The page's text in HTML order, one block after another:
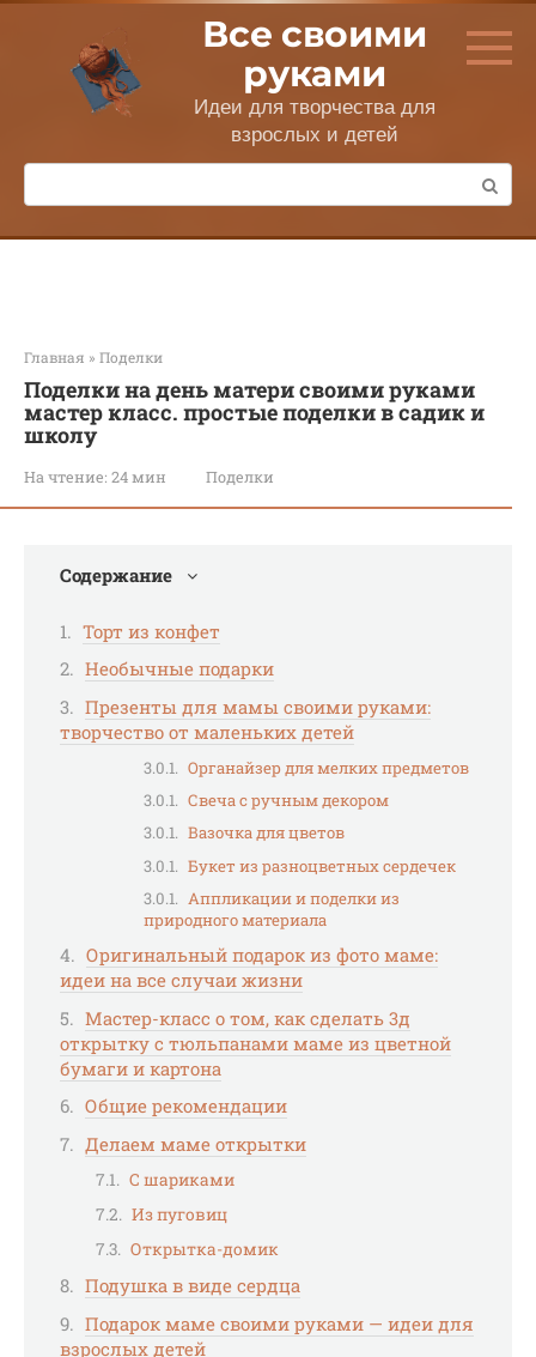
Перейти
контенту
Все своими
руками
Идеи для творчества для
взрослых и детей
Поиск:
Главная » Поделки
Поделки на день матери своими руками
мастер класс. простые поделки в садик и
школу
На чтение: 24 мин Поделки
Содержание
Торт из конфет
Необычные подарки
Презенты для мамы своими руками:
творчество от маленьких детей
Органайзер для мелких предметов
Свеча с ручным декором
Вазочка для цветов
Букет из разноцветных сердечек
Аппликации и поделки из
природного материала
Оригинальный подарок из фото маме:
идеи на все случаи жизни
Мастер-класс о том, как сделать 3д
открытку с тюльпанами маме из цветной
бумаги и картона
Общие рекомендации
Делаем маме открытки
С шариками
Из пуговиц
Открытка-домик
Подушка в виде сердца
Подарок маме своими руками — идеи для
взрослых детей